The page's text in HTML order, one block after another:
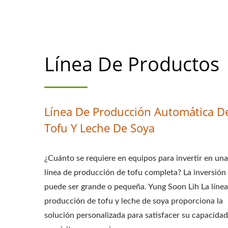
PRODUCCIÓN DE
MÁQUINA
PARA
FABRICANTE
FABRICACIÓN
DE SOYA, SOY
LECHE Y TOFU,
DE TOFU,
Línea De Productos
Línea De Producción Automática
Tofu Y Leche De Soya
¿Cuánto se requiere en equipos para invertir en una
línea de producción de tofu completa? La inversión
puede ser grande o pequeña. Yung Soon Lih La
producción de tofu y leche de soya proporciona la
solución personalizada para satisfacer su